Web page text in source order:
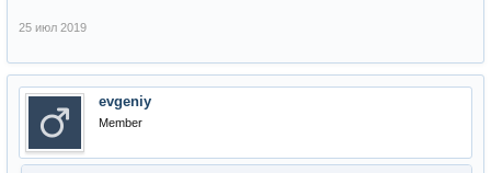
25 июл 2019
evgeniy
Member